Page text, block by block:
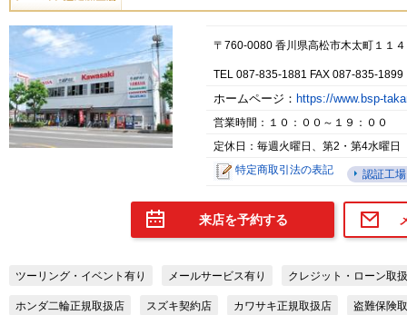
〒760-0080 香川県高松市木太町１１
TEL 087-835-1881 FAX 087-835-1899
ホームページ： https://www.bsp-
営業時間：１０：００～１９：００
定休日：毎週火曜日、第2・第4水曜日
特定商取引法の表記
認証工
来店を予約する
ツーリング・イベント有り メールサービス有り クレジット・ローン取
ホンダ二輪正規取扱店 スズキ契約店 カワサキ正規取扱店 盗難保険